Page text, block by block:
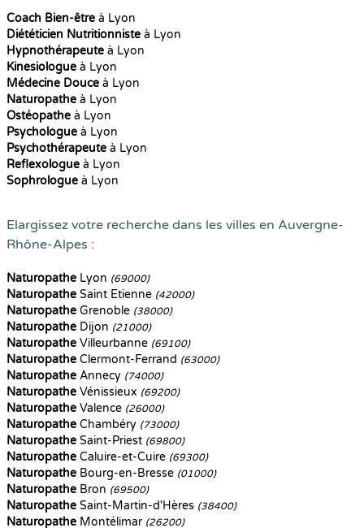
Coach Bien-être à Lyon
Diététicien Nutritionniste à Lyon
Hypnothérapeute à Lyon
Kinesiologue à Lyon
Médecine Douce à Lyon
Naturopathe à Lyon
Ostéopathe à Lyon
Psychologue à Lyon
Psychothérapeute à Lyon
Reflexologue à Lyon
Sophrologue à Lyon
Elargissez votre recherche dans les villes en Auvergne-
Rhône-Alpes :
Naturopathe Lyon (69000)
Naturopathe Saint Etienne (42000)
Naturopathe Grenoble (38000)
Naturopathe Dijon (21000)
Naturopathe Villeurbanne (69100)
Naturopathe Clermont-Ferrand (63000)
Naturopathe Annecy (74000)
Naturopathe Vénissieux (69200)
Naturopathe Valence (26000)
Naturopathe Chambéry (73000)
Naturopathe Saint-Priest (69800)
Naturopathe Caluire-et-Cuire (69300)
Naturopathe Bourg-en-Bresse (01000)
Naturopathe Bron (69500)
Naturopathe Saint-Martin-d'Hères (38400)
Naturopathe Montélimar (26200)